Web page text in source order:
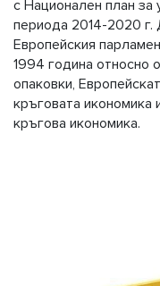
с Национален план за
периода 2014-2020
Европейския
1994 година относно
опаковки,
кръговата икономика
кръгова икономика.